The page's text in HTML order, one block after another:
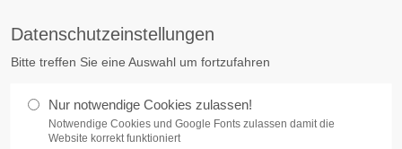
dolor sit amet:
WERKSTATTSERVICE
Datenschutzeinstellungen
Bitte treffen Sie eine Auswahl um fortzufahren
Nur notwendige Cookies zulassen!
Notwendige Cookies und Google Fonts zulassen damit die
Website korrekt funktioniert